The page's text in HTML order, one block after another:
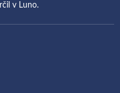
v Luno.